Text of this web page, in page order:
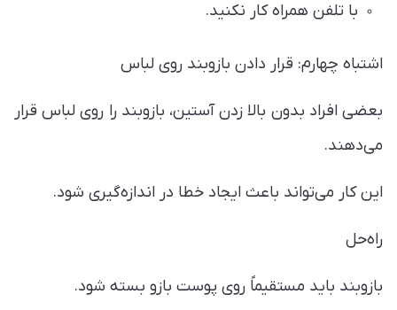
با تلفن همراه کار نکنید.
اشتباه چهارم: قرار دادن بازوبند روی لباس
بعضی افراد بدون بالا زدن آستین، بازوبند را روی لباس قرار
می‌دهند.
این کار می‌تواند باعث ایجاد خطا در اندازه‌گیری شود.
راه‌حل
بازوبند باید مستقیماً روی پوست بازو بسته شود.